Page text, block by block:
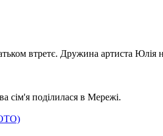
втретє. Дружина артиста Юлія
сім'я поділилася в Мережі.